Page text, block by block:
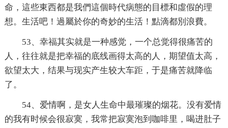
命，這些東西都是我們這個時代病態的目標和虛假的理
想。生活吧！過屬於你的奇妙的生活！點滴都別浪費。
53、幸福其实就是一种感觉，一个总觉得很痛苦的
人，往往就是把幸福的底线画得太高的人，期望值太高，
欲望太大，结果与现实产生较大车距，于是痛苦就降临
了。
54、爱情啊，是女人生命中最璀璨的烟花。没有爱情
的我有时候会很寂寞，我常把寂寞泡到咖啡里，喝进肚子